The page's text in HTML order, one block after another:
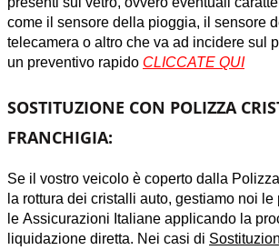
come il sensore della pioggia, il sensore
telecamera o altro che va ad incidere sul
un preventivo rapido CLICCATE QUI
SOSTITUZIONE CON POLIZZA
FRANCHIGIA:
Se il vostro veicolo è coperto dalla
la rottura dei cristalli auto, gestiamo noi le
le Assicurazioni Italiane applicando la
liquidazione diretta. Nei casi di